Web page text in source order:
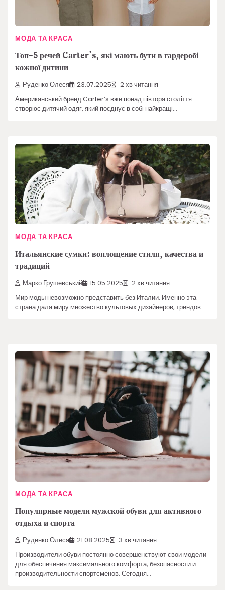
МОДА ТА КРАСА
Топ-5 речей Carter’s, які мають бути в гардеробі
кожної дитини
Руденко Олеся 23.07.2025 2 хв читання
Американський бренд Carter’s вже понад півтора століття
створює дитячий одяг, який поєднує в собі найкращі…
МОДА ТА КРАСА
Итальянские сумки: воплощение стиля, качества и
традиций
Марко Грушевський 15.05.2025 2 хв читання
Мир моды невозможно представить без Италии. Именно эта
страна дала миру множество культовых дизайнеров, трендов…
МОДА ТА КРАСА
Популярные модели мужской обуви для активного
отдыха и спорта
Руденко Олеся 21.08.2025 3 хв читання
Производители обуви постоянно совершенствуют свои модели
для обеспечения максимального комфорта, безопасности и
производительности спортсменов. Сегодня…